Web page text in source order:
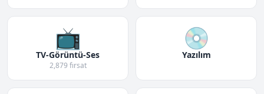
📺
TV-Görüntü-Ses
2,879 fırsat
💿
Yazılım